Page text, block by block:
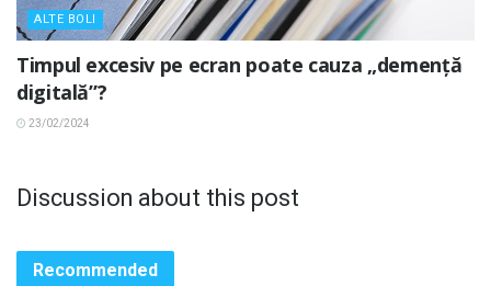
ALTE BOLI
Timpul excesiv pe ecran poate cauza „demență
digitală”?
23/02/2024
Discussion about this post
Recommended